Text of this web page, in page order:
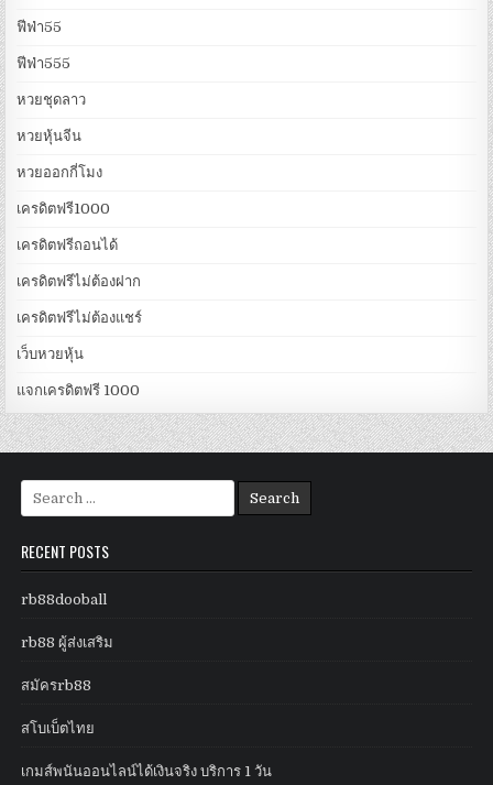
ฟีฟ่า55
ฟีฟ่า555
หวยชุดลาว
หวยหุ้นจีน
หวยออกกี่โมง
เครดิตฟรี1000
เครดิตฟรีถอนได้
เครดิตฟรีไม่ต้องฝาก
เครดิตฟรีไม่ต้องแชร์
เว็บหวยหุ้น
แจกเครดิตฟรี 1000
Search
for:
RECENT POSTS
rb88dooball
rb88 ผู้ส่งเสริม
สมัครrb88
สโบเบ็ตไทย
เกมส์พนันออนไลน์ได้เงินจริง บริการ 1 วัน